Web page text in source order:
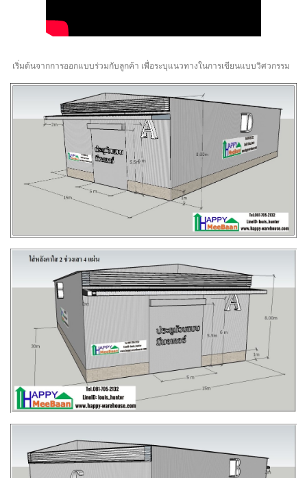
เริ่มต้นจากการออกแบบร่วมกับลูกค้า เพื่อระบุแนวทางในการเขียนแบบวิศวกรรม